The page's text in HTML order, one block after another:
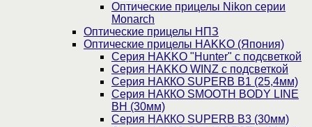
Оптические прицелы Nikon серии
Monarch
Оптические прицелы НПЗ
Оптические прицелы HAKKO (Япония)
Cерия HAKKO "Hunter" с подсветкой
Серия НAKKO WINZ с подсветкой
Серия НАККО SUPERB B1 (25,4мм)
Серия НАККО SMOOTH BODY LINE
BH (30мм)
Серия НАККО SUPERB B3 (30мм)